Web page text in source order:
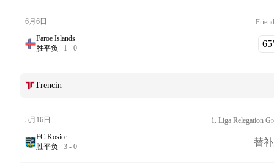
6月6日
Faroe Islands
胜平负 1 - 0
Trencin
5月16日
1. Liga Relegation
FC Kosice
胜平负 3 - 0 替